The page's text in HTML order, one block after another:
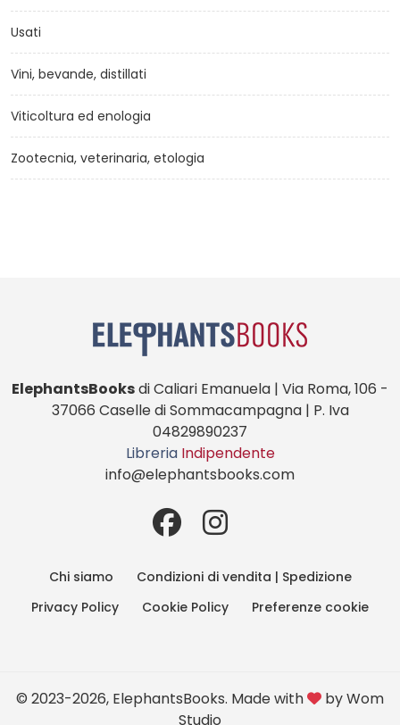
Usati
Vini, bevande, distillati
Viticoltura ed enologia
Zootecnia, veterinaria, etologia
ElephantsBooksdi Caliari Emanuela | Via Roma, 106 -
37066 Caselle di Sommacampagna | P. Iva
04829890237
Libreria Indipendente
info@elephantsbooks.com
Chi siamo
Condizioni di vendita | Spedizione
Privacy Policy
Cookie Policy Preferenze cookie
© 2023-2026, ElephantsBooks. Made with byWom
Studio